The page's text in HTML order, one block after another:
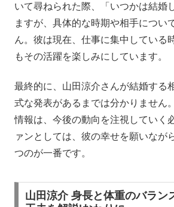
いて尋ねられた際、「いつかは結婚
ますが、具体的な時期や相手につい
ん。彼は現在、仕事に集中している
もその活躍を楽しみにしています。
最終的に、山田涼介さんが結婚する
式な発表があるまでは分かりません
情報は、今後の動向を注視していく
ァンとしては、彼の幸せを願いなが
つのが一番です。
山田涼介 身長と体重のバラン